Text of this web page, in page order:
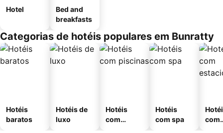
Hotel
Bed and
breakfasts
Categorias de hotéis populares em Bunratty
Hotéis
baratos
Hotéis de
luxo
Hotéis
com
Hotéis
com spa
com